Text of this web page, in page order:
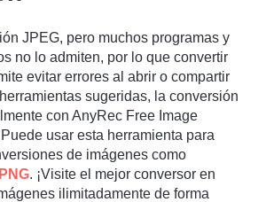
JPEG, pero muchos programas y
no lo admiten, por lo que convertir
evitar errores al abrir o compartir
sugeridas, la conversión
con AnyRec Free Image
usar esta herramienta para
de imágenes como
. ¡Visite el mejor conversor en
ilimitadamente de forma